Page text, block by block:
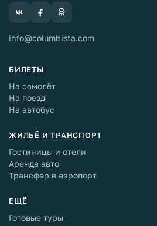
info@columbista.com
БИЛЕТЫ
На самолёт
На поезд
На автобус
ЖИЛЬЁ И ТРАНСПОРТ
Гостиницы и отели
Аренда авто
Трансфер в аэропорт
ЕЩЁ
Готовые туры